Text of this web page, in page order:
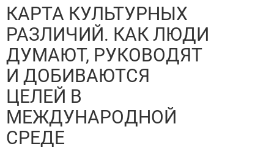
КАРТА КУЛЬТУРНЫХ
РАЗЛИЧИЙ. КАК ЛЮДИ
ДУМАЮТ, РУКОВОДЯТ
И ДОБИВАЮТСЯ
ЦЕЛЕЙ В
МЕЖДУНАРОДНОЙ
СРЕДЕ